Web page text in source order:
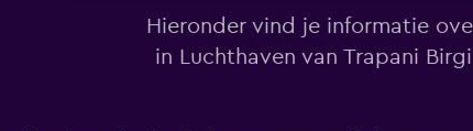
Hieronder vind je informatie
in Luchthaven van Trapani